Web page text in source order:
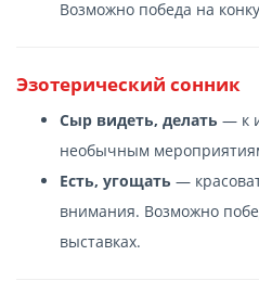
Возможно победа на
Эзотерический сонник
Сыр видеть, делать — к
необычным
Есть, угощать —
внимания. Возможно
выставках.